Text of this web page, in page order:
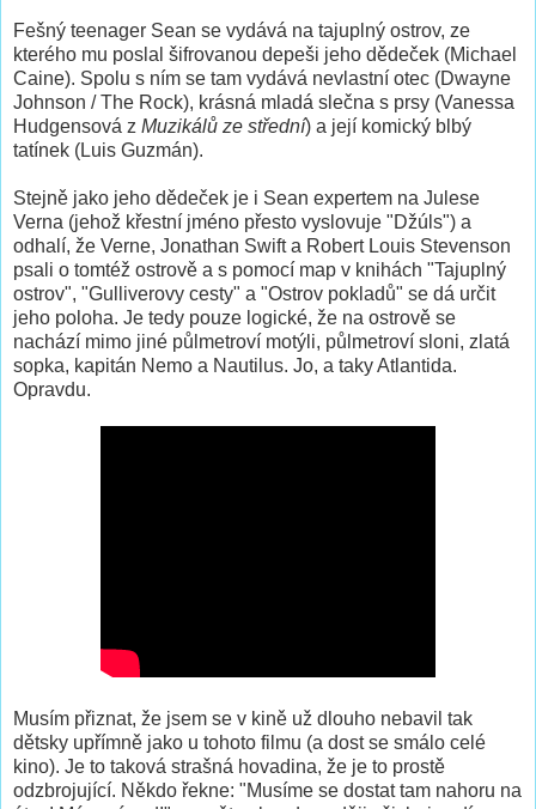
Fešný teenager Sean se vydává na tajuplný ostrov, ze
kterého mu poslal šifrovanou depeši jeho dědeček (Michael
Caine). Spolu s ním se tam vydává nevlastní otec (Dwayne
Johnson / The Rock), krásná mladá slečna s prsy (Vanessa
Hudgensová z Muzikálů ze střední) a její komický blbý
tatínek (Luis Guzmán).
Stejně jako jeho dědeček je i Sean expertem na Julese
Verna (jehož křestní jméno přesto vyslovuje "Džúls") a
odhalí, že Verne, Jonathan Swift a Robert Louis Stevenson
psali o tomtéž ostrově a s pomocí map v knihách "Tajuplný
ostrov", "Gulliverovy cesty" a "Ostrov pokladů" se dá určit
jeho poloha. Je tedy pouze logické, že na ostrově se
nachází mimo jiné půlmetroví motýli, půlmetroví sloni, zlatá
sopka, kapitán Nemo a Nautilus. Jo, a taky Atlantida.
Opravdu.
Musím přiznat, že jsem se v kině už dlouho nebavil tak
dětsky upřímně jako u tohoto filmu (a dost se smálo celé
kino). Je to taková strašná hovadina, že je to prostě
odzbrojující. Někdo řekne: "Musíme se dostat tam nahoru na